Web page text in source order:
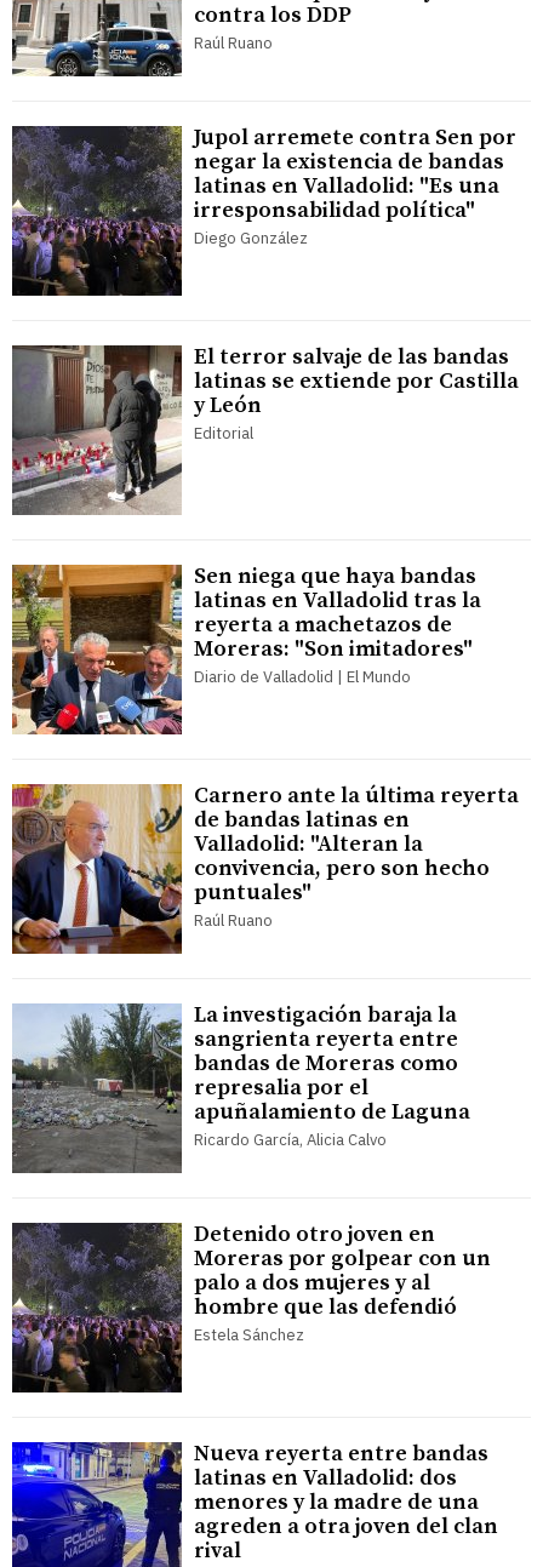
contra los DDP
Raúl Ruano
Jupol arremete contra Sen por
negar la existencia de bandas
latinas en Valladolid: "Es una
irresponsabilidad política"
Diego González
El terror salvaje de las bandas
latinas se extiende por Castilla
y León
Editorial
Sen niega que haya bandas
latinas en Valladolid tras la
reyerta a machetazos de
Moreras: "Son imitadores"
Diario de Valladolid | El Mundo
Carnero ante la última reyerta
de bandas latinas en
Valladolid: "Alteran la
convivencia, pero son hecho
puntuales"
Raúl Ruano
La investigación baraja la
sangrienta reyerta entre
bandas de Moreras como
represalia por el
apuñalamiento de Laguna
Ricardo García, Alicia Calvo
Detenido otro joven en
Moreras por golpear con un
palo a dos mujeres y al
hombre que las defendió
Estela Sánchez
Nueva reyerta entre bandas
latinas en Valladolid: dos
menores y la madre de una
agreden a otra joven del clan
rival